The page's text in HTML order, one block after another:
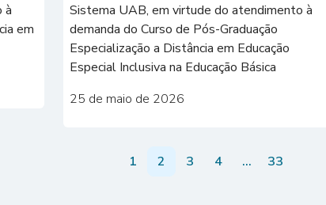
à
em
Sistema UAB, em virtude do atendimento à
demanda do Curso de Pós-Graduação
Especialização a Distância em Educação
Especial Inclusiva na Educação Básica
25 de maio de 2026
1 2 3 4 … 33